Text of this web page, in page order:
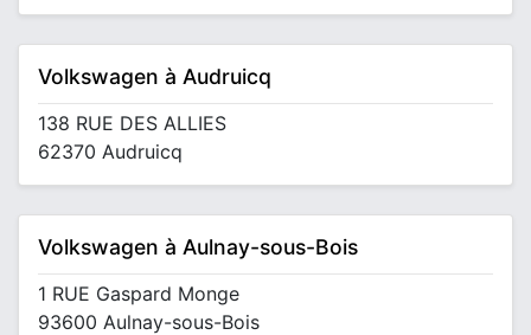
Volkswagen à Audruicq
138 RUE DES ALLIES
62370 Audruicq
Volkswagen à Aulnay-sous-Bois
1 RUE Gaspard Monge
93600 Aulnay-sous-Bois